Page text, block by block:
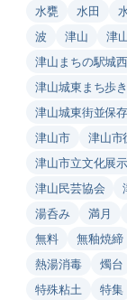
水甕
水田
波
津山 津
津山まちの駅城西
津山城東まち歩き
津山城東街並保
津山市
津山市
津山市立文化展
津山民芸協会
湯呑み
満月
無料
無釉焼締
熱湯消毒
燭台
特殊粘土
特集